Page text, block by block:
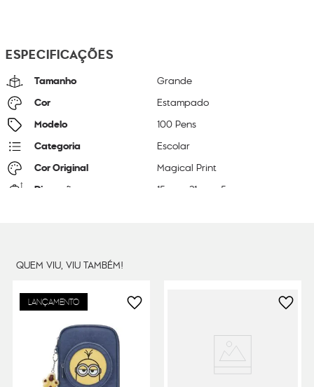
ESPECIFICAÇÕES
Tamanho Grande
Cor Estampado
Modelo 100 Pens
Categoria Escolar
Cor Original Magical Print
Dimensões 15 21 5
QUEM VIU, VIU TAMBÉM!
LANÇAMENTO